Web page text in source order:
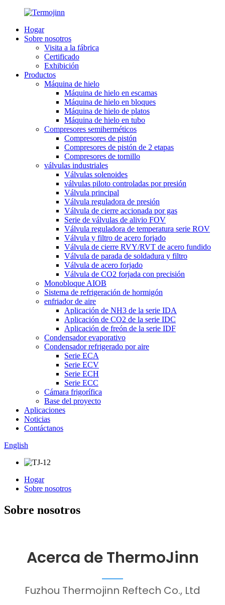
Hogar
Sobre nosotros
Visita a la fábrica
Certificado
Exhibición
Productos
Máquina de hielo
Máquina de hielo en escamas
Máquina de hielo en bloques
Máquina de hielo de platos
Máquina de hielo en tubo
Compresores semiherméticos
Compresores de pistón
Compresores de pistón de 2 etapas
Compresores de tornillo
válvulas industriales
Válvulas solenoides
válvulas piloto controladas por presión
Válvula principal
Válvula reguladora de presión
Válvula de cierre accionada por gas
Serie de válvulas de alivio FOV
Válvula reguladora de temperatura serie ROV
Válvula y filtro de acero forjado
Válvula de cierre RVY/RVT de acero fundido
Válvula de parada de soldadura y filtro
Válvula de acero forjado
Válvula de CO2 forjada con precisión
Monobloque AIOB
Sistema de refrigeración de hormigón
enfriador de aire
Aplicación de NH3 de la serie IDA
Aplicación de CO2 de la serie IDC
Aplicación de freón de la serie IDF
Condensador evaporativo
Condensador refrigerado por aire
Serie ECA
Serie ECV
Serie ECH
Serie ECC
Cámara frigorífica
Base del proyecto
Aplicaciones
Noticias
Contáctanos
English
Hogar
Sobre nosotros
Sobre nosotros
Acerca de ThermoJinn
Fuzhou Thermojinn Reftech Co., Ltd